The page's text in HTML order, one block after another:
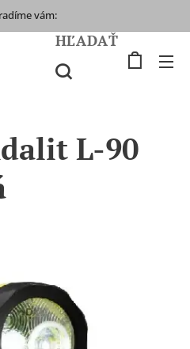
vám:
HĽADAŤ
L-90